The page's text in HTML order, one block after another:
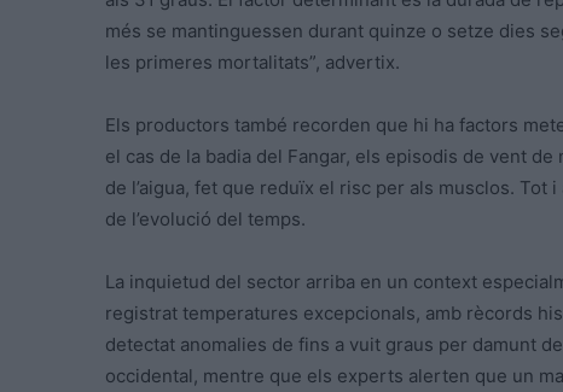
més se mantinguessen durant quinze o setze dies
les primeres mortalitats”, advertix.
Els productors també recorden que hi ha factors
el cas de la badia del Fangar, els episodis de vent
de l’aigua, fet que reduïx el risc per als musclos.
de l’evolució del temps.
La inquietud del sector arriba en un context
registrat temperatures excepcionals, amb rècords
detectat anomalies de fins a vuit graus per damunt
occidental, mentre que els experts alerten que un